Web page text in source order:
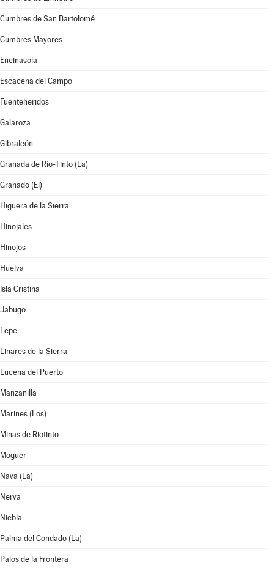
Cumbres de San Bartolomé
Cumbres Mayores
Encinasola
Escacena del Campo
Fuenteheridos
Galaroza
Gibraleón
Granada de Río-Tinto (La)
Granado (El)
Higuera de la Sierra
Hinojales
Hinojos
Huelva
Isla Cristina
Jabugo
Lepe
Linares de la Sierra
Lucena del Puerto
Manzanilla
Marines (Los)
Minas de Riotinto
Moguer
Nava (La)
Nerva
Niebla
Palma del Condado (La)
Palos de la Frontera